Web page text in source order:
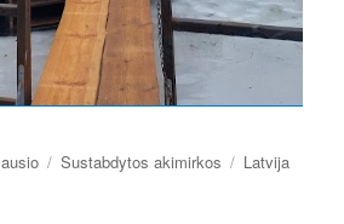
Kategorijos
Sustabdytos akimirkos Žymos
Latvija